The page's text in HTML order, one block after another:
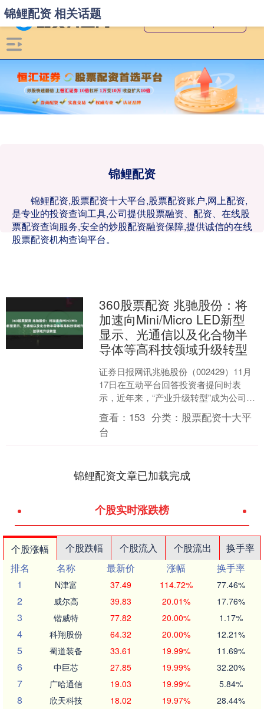
锦鲤配资
锦鲤配资,股票配资十大平台,股票配资账户,网上配资,
是专业的投资查询工具,公司提供股票融资、配资、在线股
票配资查询服务,安全的炒股配资融资保障,提供诚信的在线
股票配资机构查询平台。
锦鲤配资 相关话题
360股票配资 兆驰股份：将
加速向Mini/Micro LED新型
显示、光通信以及化合物半
导体等高科技领域升级转型
证券日报网讯兆驰股份（002429）11月
17日在互动平台回答投资者提问时表
示，近年来，“产业升级转型”成为公司战
略布局及业务经营的主旋律。目前，LED
产业链、....
查看： 153 分类： 股票配资十大平
台
锦鲤配资文章已加载完成
个股实时涨跌榜
个股涨幅 个股跌幅 个股流入 个股流出
换手率
排名
名称 最新价 涨幅
换手率
1
N津富 37.49 114.72% 77.46%
2 威尔高 39.83 20.01% 17.76%
3 锴威特 77.82 20.00% 1.17%
4 科翔股份 64.32 20.00% 12.21%
5 蜀道装备 33.61 19.99% 11.69%
6 中巨芯 27.85 19.99% 32.20%
7 广哈通信 19.03 19.99% 5.84%
8 欣天科技 18.02 19.97% 28.44%